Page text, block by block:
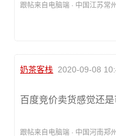
跟帖来自电脑端 · 中国江苏常州
奶茶客栈 2020-09-08
百度竞价卖货感觉还
跟帖来自电脑端 · 中国河南郑州